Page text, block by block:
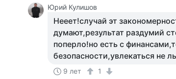
Юрий Кулишов
Нееет!случай эт
думают,результат раздумий
поперло!но есть с
безопасности,увлекаться не
9 лет 1